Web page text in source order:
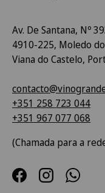
Av. De Santana, Nº
4910-225, Moledo
Viana do Castelo,
+351 258 723 044
+351 967 077 068
(Chamada para a
FacebookInstagram